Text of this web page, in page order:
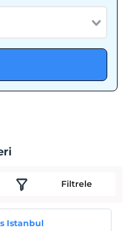
Filtrele
Istanbul